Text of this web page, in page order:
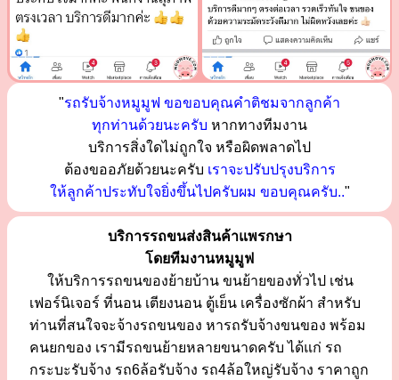
"รถรับจ้างหมูมูฟ ขอขอบคุณคำติชมจากลูกค้า
ทุกท่านด้วยนะครับ หากทางทีมงาน
บริการสิ่งใดไม่ถูกใจ หรือผิดพลาดไป
ต้องขออภัยด้วยนะครับ เราจะปรับปรุงบริการ
ให้ลูกค้าประทับใจยิ่งขึ้นไปครับผม ขอบคุณครับ.."
บริการรถขนส่งสินค้าแพรกษา
โดยทีมงานหมูมูฟ
ให้บริการรถขนของย้ายบ้าน ขนย้ายของทั่วไป เช่น
เฟอร์นิเจอร์ ที่นอน เตียงนอน ตู้เย็น เครื่องซักผ้า สำหรับ
ท่านที่สนใจจะจ้างรถขนของ หารถรับจ้างขนของ พร้อม
คนยกของ เรามีรถขนย้ายหลายขนาดครับ ได้แก่ รถ
กระบะรับจ้าง รถ6ล้อรับจ้าง รถ4ล้อใหญ่รับจ้าง ราคาถูก